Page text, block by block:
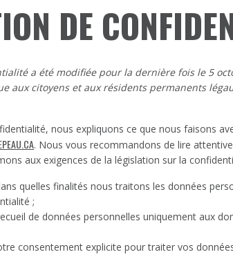
DE
a été modifiée pour la dernière fois le 5
aux citoyens et aux résidents permanents
nous expliquons ce que nous faisons
. Nous vous recommandons de lire
aux exigences de la législation sur la
quelles finalités nous traitons les données
;
de données personnelles uniquement aux
consentement explicite pour traiter vos